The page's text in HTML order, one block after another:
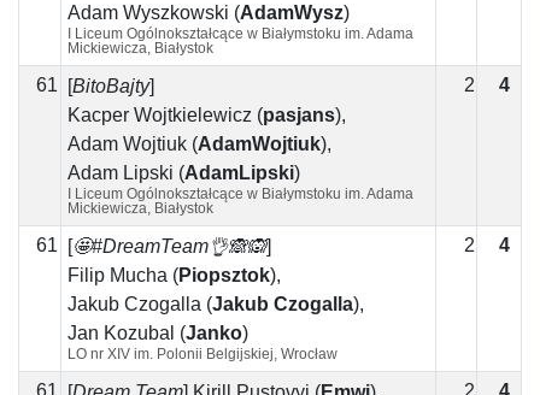
Adam Wyszkowski (AdamWysz)
I Liceum Ogólnokształcące w Białymstoku im. Adama
Mickiewicza, Białystok
61 [BitoBajty]
Kacper Wojtkielewicz (pasjans),
Adam Wojtiuk (AdamWojtiuk),
Adam Lipski (AdamLipski)
I Liceum Ogólnokształcące w Białymstoku im. Adama
Mickiewicza, Białystok
2 4
61 [🤩#DreamTeam👌🙈🙉]
Filip Mucha (Piopsztok),
Jakub Czogalla (Jakub Czogalla),
Jan Kozubal (Janko)
LO nr XIV im. Polonii Belgijskiej, Wrocław
2 4